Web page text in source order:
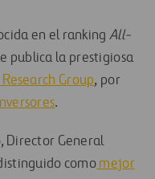
en el ranking All-
publica la prestigiosa
Group, por
.
Director General
como mejor